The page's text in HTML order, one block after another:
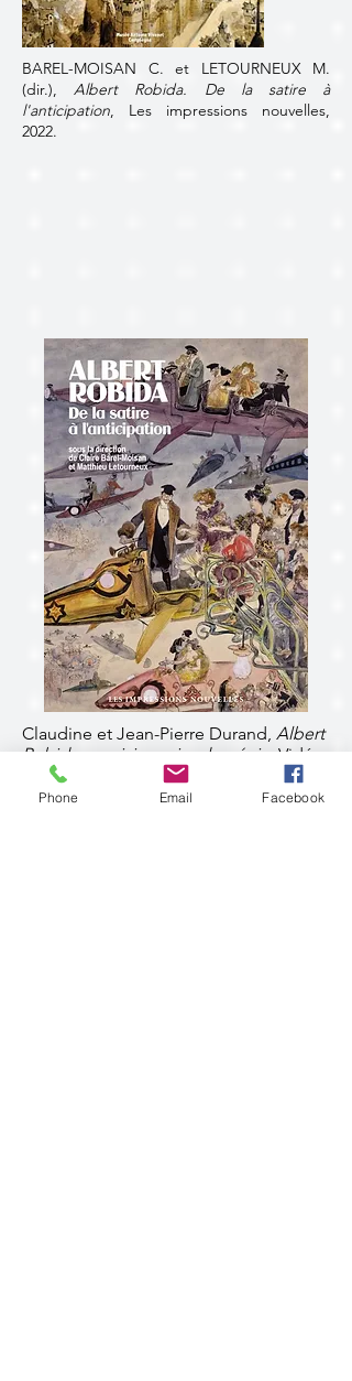
BAREL-MOISAN C. et LETOURNEUX M.
(dir.),Albert Robida. De la satire à
l'anticipation, Les impressions nouvelles,
2022.
Claudine et Jean-Pierre Durand, Albert
Robida, un visionnaire de génie, Vidéo,
10"36'', 2019.
Phone Email Facebook